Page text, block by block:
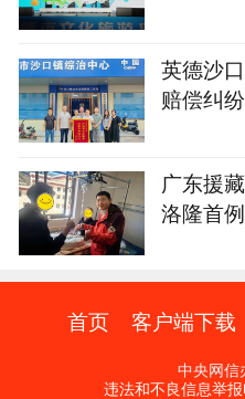
英德沙
赔偿纠纷
广东援
洛隆首
首页 客户端下载
中央网信
违法和不良信息举